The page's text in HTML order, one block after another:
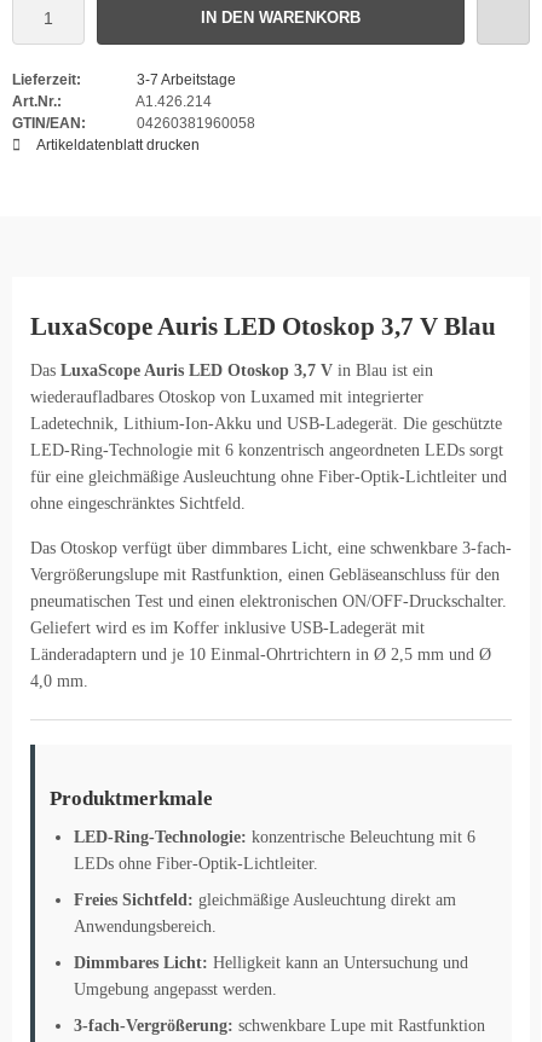
IN DEN WARENKORB
Lieferzeit:
3-7 Arbeitstage
Art.Nr.:
A1.426.214
GTIN/EAN:
04260381960058
Artikeldatenblatt drucken
LuxaScope Auris LED Otoskop 3,7 V Blau
Das LuxaScope Auris LED Otoskop 3,7 V in Blau ist ein
wiederaufladbares Otoskop von Luxamed mit integrierter
Ladetechnik, Lithium-Ion-Akku und USB-Ladegerät. Die geschützte
LED-Ring-Technologie mit 6 konzentrisch angeordneten LEDs sorgt
für eine gleichmäßige Ausleuchtung ohne Fiber-Optik-Lichtleiter und
ohne eingeschränktes Sichtfeld.
Das Otoskop verfügt über dimmbares Licht, eine schwenkbare 3-fach-
Vergrößerungslupe mit Rastfunktion, einen Gebläseanschluss für den
pneumatischen Test und einen elektronischen ON/OFF-Druckschalter.
Geliefert wird es im Koffer inklusive USB-Ladegerät mit
Länderadaptern und je 10 Einmal-Ohrtrichtern in Ø 2,5 mm und Ø
4,0 mm.
Produktmerkmale
LED-Ring-Technologie: konzentrische Beleuchtung mit 6
LEDs ohne Fiber-Optik-Lichtleiter.
Freies Sichtfeld: gleichmäßige Ausleuchtung direkt am
Anwendungsbereich.
Dimmbares Licht: Helligkeit kann an Untersuchung und
Umgebung angepasst werden.
3-fach-Vergrößerung: schwenkbare Lupe mit Rastfunktion